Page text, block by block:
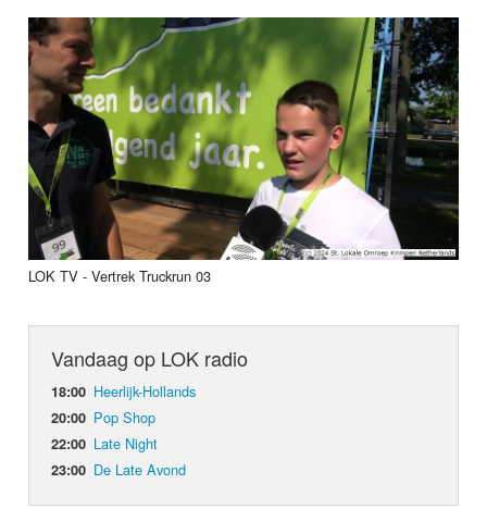
LOK TV - Vertrek Truckrun 03
Vandaag op LOK radio
18:00 Heerlijk-Hollands
20:00 Pop Shop
22:00 Late Night
23:00 De Late Avond